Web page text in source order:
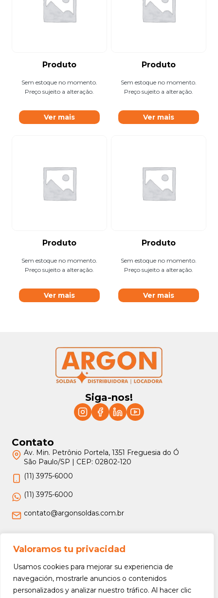
Valoramos tu privacidad
Usamos cookies para mejorar su experiencia de
navegación, mostrarle anuncios o contenidos
personalizados y analizar nuestro tráfico. Al hacer clic
Produto
Sem estoque no momento.
Preço sujeito a alteração.
Ver mais
Produto
Sem estoque no momento.
Preço sujeito a alteração.
Ver mais
Produto
Sem estoque no momento.
Preço sujeito a alteração.
Ver mais
Produto
Sem estoque no momento.
Preço sujeito a alteração.
Ver mais
Siga-nos!
Contato
Av. Min. Petrônio Portela, 1351 Freguesia do Ó
São Paulo/SP | CEP: 02802-120
(11) 3975-6000
(11) 3975-6000
contato@argonsoldas.com.br
Jurídico
Termos e Condições
Política de Privacidade
Política de Devolução e Reembolso